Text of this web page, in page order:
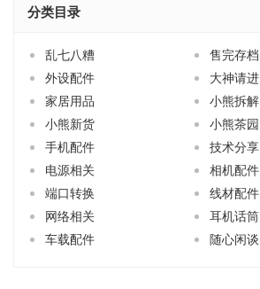
分类目录
乱七八糟
售完存档
外设配件
大神请进
家居用品
小熊拆解
小熊新货
小熊茶园
手机配件
技术分享
电源相关
相机配件
端口转换
线材配件
网络相关
耳机话筒
车载配件
随心闲谈